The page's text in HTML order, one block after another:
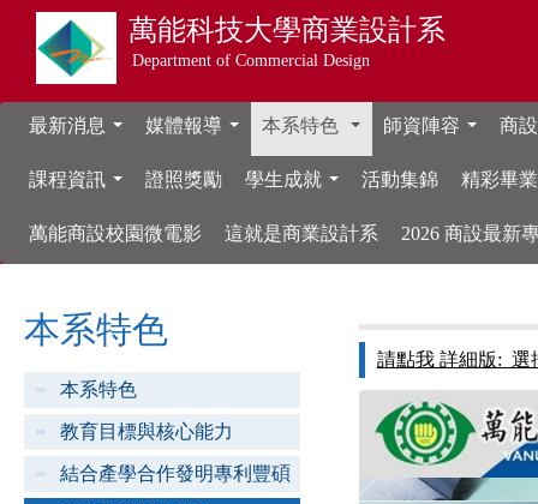
萬能科技大學商業設計系
Department of Commercial Design
最新消息 媒體報導 本系特色 師資陣容 商
課程資訊 證照獎勵 學生成就 活動集錦 精彩畢
萬能商設校園微電影 這就是商業設計系 2026 商設最新
本系特色
本系特色
教育目標與核心能力
結合產學合作發明專利豐碩
請點我 詳細版: 選